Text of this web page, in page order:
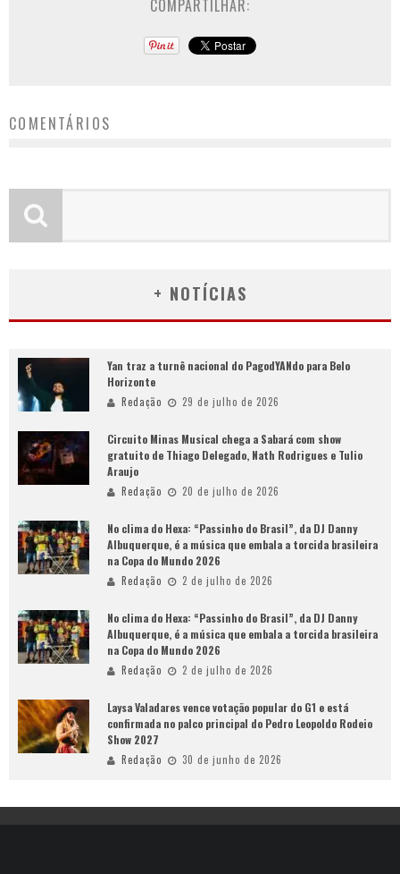
COMPARTILHAR:
COMENTÁRIOS
+ NOTÍCIAS
Yan traz a turnê nacional do PagodYANdo para Belo
Horizonte
Redação 29 de julho de 2026
Circuito Minas Musical chega a Sabará com show
gratuito de Thiago Delegado, Nath Rodrigues e Tulio
Araujo
Redação 20 de julho de 2026
No clima do Hexa: “Passinho do Brasil”, da DJ Danny
Albuquerque, é a música que embala a torcida brasileira
na Copa do Mundo 2026
Redação 2 de julho de 2026
No clima do Hexa: “Passinho do Brasil”, da DJ Danny
Albuquerque, é a música que embala a torcida brasileira
na Copa do Mundo 2026
Redação 2 de julho de 2026
Laysa Valadares vence votação popular do G1 e está
confirmada no palco principal do Pedro Leopoldo Rodeio
Show 2027
Redação 30 de junho de 2026